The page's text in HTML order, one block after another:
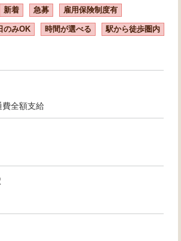
新着 急募 雇用保険制度有
のみOK 時間が選べる 駅から徒歩圏内
全額支給